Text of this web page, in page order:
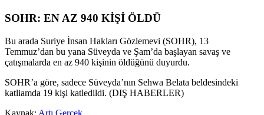
SOHR: EN AZ 940 KİŞİ ÖLDÜ
Bu arada Suriye İnsan Hakları Gözlemevi (SOHR), 13
Temmuz’dan bu yana Süveyda ve Şam’da başlayan savaş ve
çatışmalarda en az 940 kişinin öldüğünü duyurdu.
SOHR’a göre, sadece Süveyda’nın Sehwa Belata beldesindeki
katliamda 19 kişi katledildi. (DIŞ HABERLER)
Kaynak: Artı Gerçek